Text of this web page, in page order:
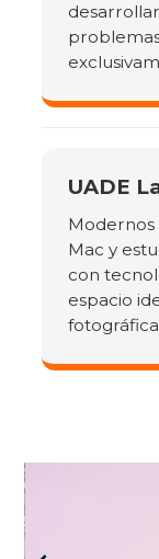
UADE
Mac y
con
espacio